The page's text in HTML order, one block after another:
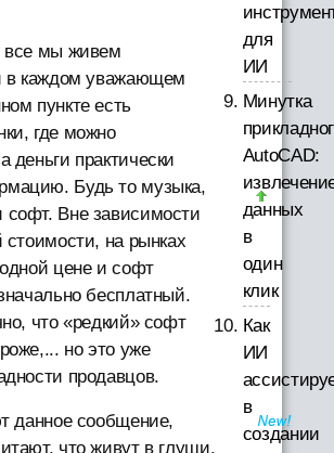
все мы живем
в каждом уважающем
пункте есть
где можно
деньги практически
Будь то музыка,
Вне зависимости
стоимости, на рынках
цене и софт
бесплатный.
что «редкий» софт
но это уже
продавцов.
данное сообщение,
что живут в глуши,
для
ИИ
Минутка
AutoCAD:
данных
в
один
клик
Как
ИИ
в
создании